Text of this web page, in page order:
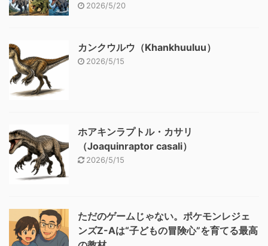
2026/5/20
カンクウルウ（Khankhuuluu）
2026/5/15
ホアキンラプトル・カサリ
（Joaquinraptor casali）
2026/5/15
ただのゲームじゃない。ポケモンレジェ
ンズZ-Aは“子どもの冒険心”を育てる最高